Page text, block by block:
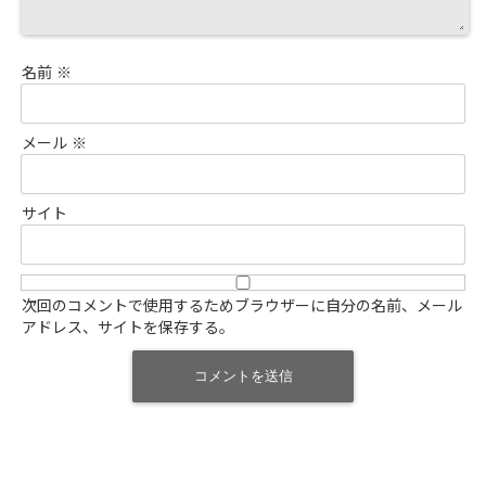
名前 ※
メール ※
サイト
次回のコメントで使用するためブラウザーに自分の名前、メール
アドレス、サイトを保存する。